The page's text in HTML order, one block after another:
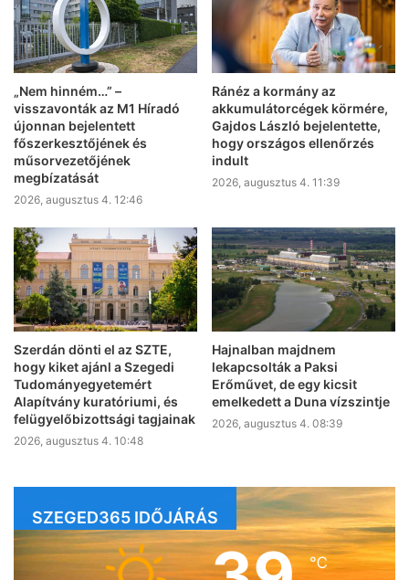
„Nem hinném…” –
visszavonták az M1 Híradó
újonnan bejelentett
főszerkesztőjének és
műsorvezetőjének
megbízatását
2026, augusztus 4. 12:46
Ránéz a kormány az
akkumulátorcégek körmére,
Gajdos László bejelentette,
hogy országos ellenőrzés
indult
2026, augusztus 4. 11:39
Szerdán dönti el az SZTE,
hogy kiket ajánl a Szegedi
Tudományegyetemért
Alapítvány kuratóriumi, és
felügyelőbizottsági tagjainak
2026, augusztus 4. 10:48
Hajnalban majdnem
lekapcsolták a Paksi
Erőművet, de egy kicsit
emelkedett a Duna vízszintje
2026, augusztus 4. 08:39
SZEGED365 IDŐJÁRÁS
℃